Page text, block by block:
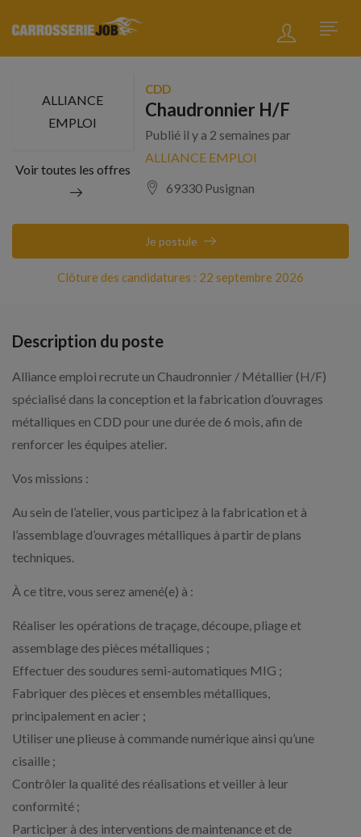
ALLIANCE
EMPLOI
Voir toutes les offres
CDD
Chaudronnier H/F
Publié il y a 2 semaines par
ALLIANCE EMPLOI
69330 Pusignan
Clôture des candidatures : 22 septembre 2026
Je postule
Description du poste
Alliance emploi recrute un Chaudronnier / Métallier (H/F)
spécialisé dans la conception et la fabrication d’ouvrages
métalliques en CDD pour une durée de 6 mois, afin de
renforcer les équipes atelier.
Vos missions :
Au sein de l’atelier, vous participez à la fabrication et à
l’assemblage d’ouvrages métalliques à partir de plans
techniques.
À ce titre, vous serez amené(e) à :
Réaliser les opérations de traçage, découpe, pliage et
assemblage des pièces métalliques ;
Effectuer des soudures semi-automatiques MIG ;
Fabriquer des pièces et ensembles métalliques,
principalement en acier ;
Utiliser une plieuse à commande numérique ainsi qu’une
cisaille ;
Contrôler la qualité des réalisations et veiller à leur
conformité ;
Participer à des interventions de maintenance et de